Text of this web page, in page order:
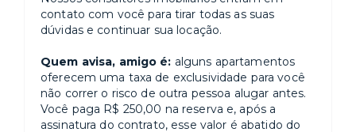
contato com você para tirar todas as suas
dúvidas e continuar sua locação.
Quem avisa, amigo é: alguns apartamentos
oferecem uma taxa de exclusividade para você
não correr o risco de outra pessoa alugar antes.
Você paga R$ 250,00 na reserva e, após a
assinatura do contrato, esse valor é abatido do